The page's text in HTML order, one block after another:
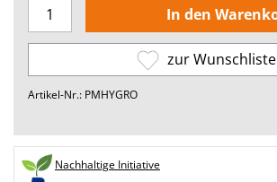
zur Wunschliste
Artikel-Nr.: PMHYGRO
Nachhaltige Initiative